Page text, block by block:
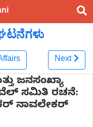
Next
ಜನಸಂಖ್ಯಾ
ಸಮಿತಿ ರಚನೆ:
ನಾವಲೇಕರ್